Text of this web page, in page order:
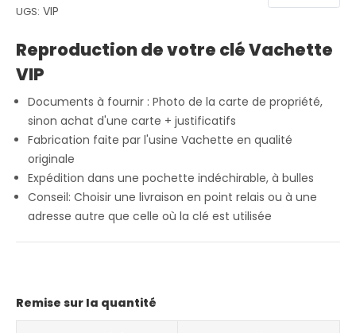
UGS: VIP
Reproduction de votre clé Vachette
VIP
Documents à fournir : Photo de la carte de propriété,
sinon achat d'une carte + justificatifs
Fabrication faite par l'usine Vachette en qualité
originale
Expédition dans une pochette indéchirable, à bulles
Conseil: Choisir une livraison en point relais ou à une
adresse autre que celle où la clé est utilisée
Remise sur la quantité